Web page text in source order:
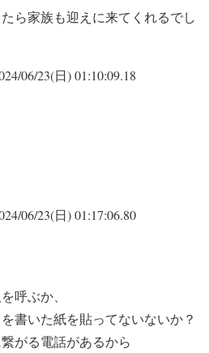
ら家族も迎えに来てくれるでし
06/23(日) 01:10:09.18
06/23(日) 01:17:06.80
呼ぶか、
書いた紙を貼ってないないか？
がる電話があるから